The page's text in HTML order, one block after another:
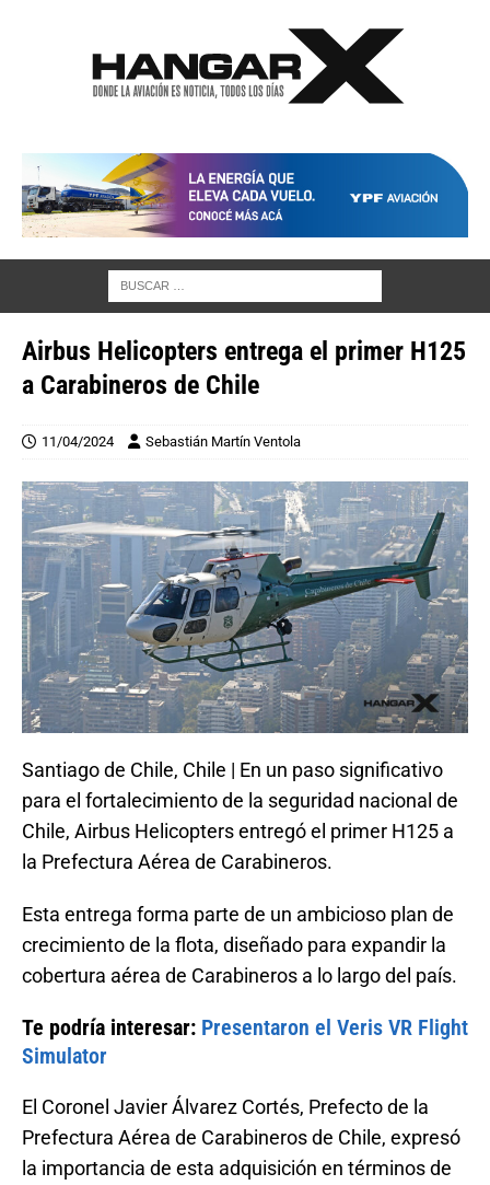
Airbus Helicopters entrega el primer H125
a Carabineros de Chile
11/04/2024 Sebastián Martín Ventola
Santiago de Chile, Chile | En un paso significativo
para el fortalecimiento de la seguridad nacional de
Chile, Airbus Helicopters entregó el primer H125 a
la Prefectura Aérea de Carabineros.
Esta entrega forma parte de un ambicioso plan de
crecimiento de la flota, diseñado para expandir la
cobertura aérea de Carabineros a lo largo del país.
Te podría interesar: Presentaron el Veris VR Flight
Simulator
El Coronel Javier Álvarez Cortés, Prefecto de la
Prefectura Aérea de Carabineros de Chile, expresó
la importancia de esta adquisición en términos de